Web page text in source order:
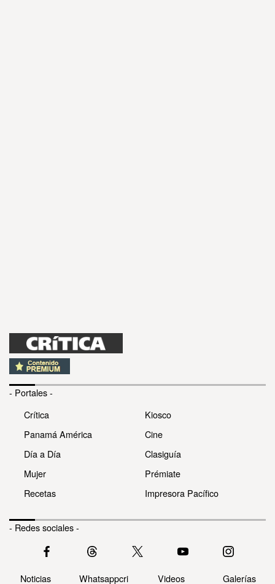
- Portales -
Crítica
Panamá América
Día a Día
Mujer
Recetas
Kiosco
Cine
Clasiguía
Prémiate
Impresora Pacífico
- Redes sociales -
Noticias Whatsappcri Videos Galerías